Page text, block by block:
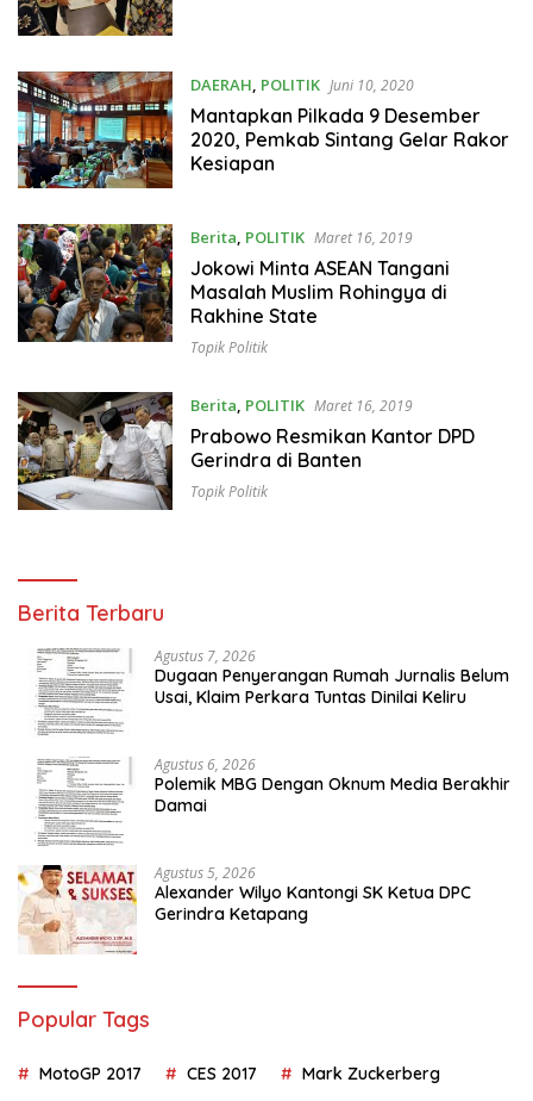
DAERAH, POLITIK Juni 10, 2020
Mantapkan Pilkada 9 Desember
2020, Pemkab Sintang Gelar Rakor
Kesiapan
Berita, POLITIK Maret 16, 2019
Jokowi Minta ASEAN Tangani
Masalah Muslim Rohingya di
Rakhine State
Topik Politik
Berita, POLITIK Maret 16, 2019
Prabowo Resmikan Kantor DPD
Gerindra di Banten
Topik Politik
Berita Terbaru
Agustus 7, 2026
Dugaan Penyerangan Rumah Jurnalis Belum
Usai, Klaim Perkara Tuntas Dinilai Keliru
Agustus 6, 2026
Polemik MBG Dengan Oknum Media Berakhir
Damai
Agustus 5, 2026
Alexander Wilyo Kantongi SK Ketua DPC
Gerindra Ketapang
Popular Tags
MotoGP 2017 CES 2017 Mark Zuckerberg